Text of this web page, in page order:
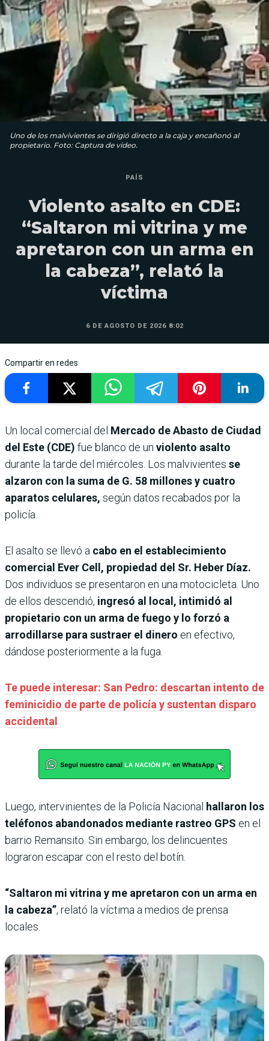
Uno de los malvivientes se dirigió directo a la caja y encañonó al
propietario. Foto: Captura de video.
PAÍS
Violento asalto en CDE:
“Saltaron mi vitrina y me
apretaron con un arma en
la cabeza”, relató la
víctima
6 DE AGOSTO DE 2026 8:02
Compartir en redes
Un local comercial del Mercado de Abasto de Ciudad
del Este (CDE) fue blanco de un violento asalto
durante la tarde del miércoles. Los malvivientes se
alzaron con la suma de G. 58 millones y cuatro
aparatos celulares, según datos recabados por la
policía.
El asalto se llevó a cabo en el establecimiento
comercial Ever Cell, propiedad del Sr. Heber Díaz.
Dos individuos se presentaron en una motocicleta. Uno
de ellos descendió, ingresó al local, intimidó al
propietario con un arma de fuego y lo forzó a
arrodillarse para sustraer el dinero en efectivo,
dándose posteriormente a la fuga.
Te puede interesar: San Pedro: descartan intento de
feminicidio de parte de policía y sustentan disparo
accidental
Luego, intervinientes de la Policía Nacional hallaron los
teléfonos abandonados mediante rastreo GPS en el
barrio Remansito. Sin embargo, los delincuentes
lograron escapar con el resto del botín.
“Saltaron mi vitrina y me apretaron con un arma en
la cabeza”, relató la víctima a medios de prensa
locales.